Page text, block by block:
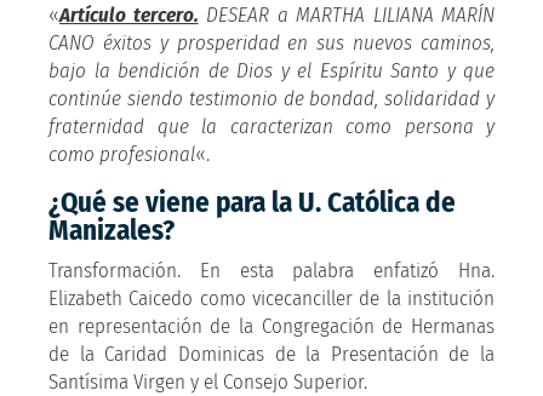
«Artículo tercero. DESEAR a MARTHA LILIANA MARÍN
CANO éxitos y prosperidad en sus nuevos caminos,
bajo la bendición de Dios y el Espíritu Santo y que
continúe siendo testimonio de bondad, solidaridad y
fraternidad que la caracterizan como persona y
como profesional«.
¿Qué se viene para la U. Católica de
Manizales?
Transformación. En esta palabra enfatizó Hna.
Elizabeth Caicedo como vicecanciller de la institución
en representación de la Congregación de Hermanas
de la Caridad Dominicas de la Presentación de la
Santísima Virgen y el Consejo Superior.